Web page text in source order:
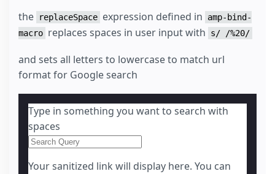
the replaceSpace expression defined in
amp-bind-
macro replaces spaces in user input with s/ /%20/
and sets all letters to lowercase to match url
format for Google search
Type in something you want to search with
spaces
Your sanitized link will display here. You can